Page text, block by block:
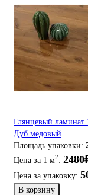
Глянцевый ламинат
Дуб медовый
Площадь упаковки:
Цена за 1 м2:
Цена за упаковку:
В корзину